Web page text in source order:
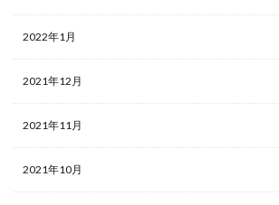
2022年1月
2021年12月
2021年11月
2021年10月